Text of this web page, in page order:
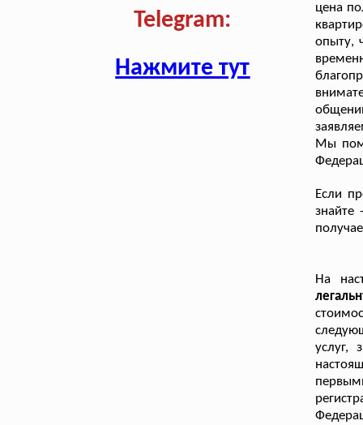
Telegram:
Нажмите тут
цена
опыту,
Мы
Если
знайте
На
услуг,